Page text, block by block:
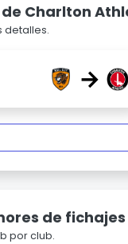
Charlton
detalles.
→
de fichajes
por club.